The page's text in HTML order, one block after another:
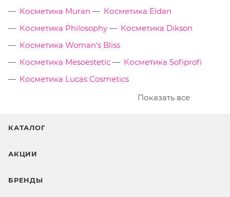
Косметика Muran
Косметика Eldan
Косметика Philosophy
Косметика Dikson
Косметика Woman's Bliss
Косметика Mesoestetic
Косметика Sofiprofi
Косметика Lucas Cosmetics
Показать все
КАТАЛОГ
АКЦИИ
БРЕНДЫ